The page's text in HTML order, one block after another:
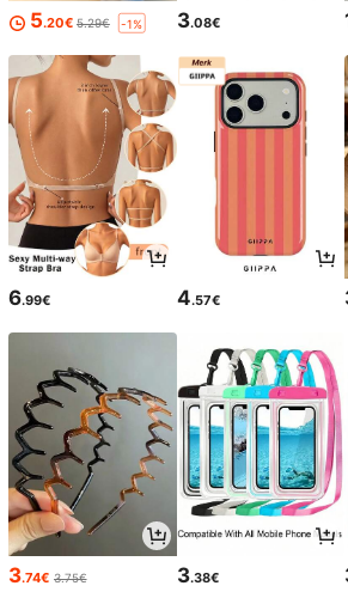
5.20€ 5.29€ -1% 3.08€
6.99€ 4.57€
3.74€ 3.75€ 3.38€